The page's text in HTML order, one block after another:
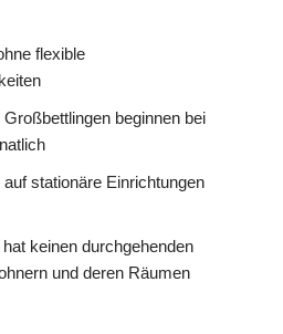
flexible
beginnen bei
stationäre Einrichtungen
keinen durchgehenden
und deren Räumen